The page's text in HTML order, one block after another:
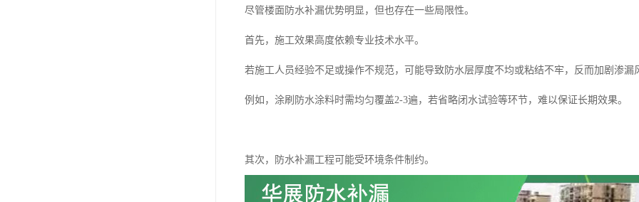
尽管楼面防水补漏优势明显，但也存在一些局限性。
首先，施工效果高度依赖专业技术水平。
若施工人员经验不足或操作不规范，可能导致防水层厚度不均或粘结不牢，反而加剧渗漏
例如，涂刷防水涂料时需均匀覆盖2-3遍，若省略闭水试验等环节，难以保证长期效果。
其次，防水补漏工程可能受环境条件制约。